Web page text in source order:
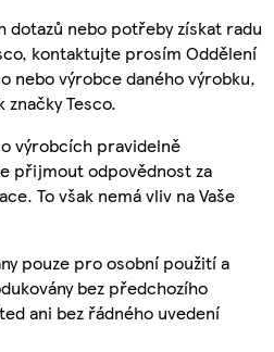
dotazů nebo potřeby získat radu
kontaktujte prosím Oddělení
nebo výrobce daného výrobku,
Tesco.
výrobcích pravidelně
přijmout odpovědnost za
To však nemá vliv na Vaše
pouze pro osobní použití a
bez předchozího
ani bez řádného uvedení